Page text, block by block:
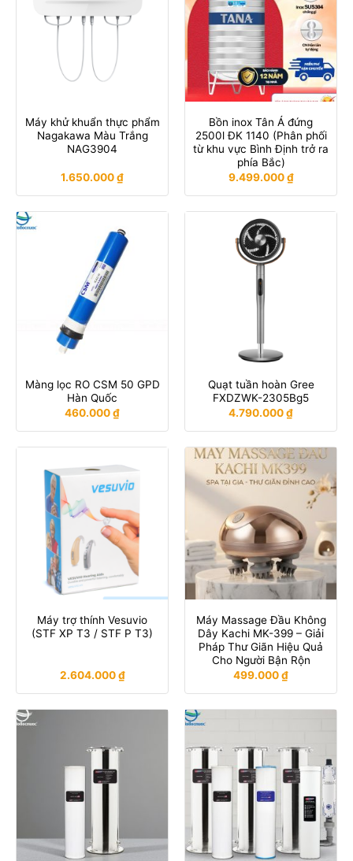
Máy khử khuẩn thực phẩm
Nagakawa Màu Trắng
NAG3904
1.650.000₫
Bồn inox Tân Á đứng
2500l ĐK 1140 (Phân phối
từ khu vực Bình Định trở ra
phía Bắc)
9.499.000₫
Màng lọc RO CSM 50 GPD
Hàn Quốc
460.000₫
Quạt tuần hoàn Gree
FXDZWK-2305Bg5
4.790.000₫
Máy trợ thính Vesuvio
(STF XP T3 / STF P T3)
2.604.000₫
Máy Massage Đầu Không
Dây Kachi MK-399 – Giải
Pháp Thư Giãn Hiệu Quả
Cho Người Bận Rộn
499.000₫